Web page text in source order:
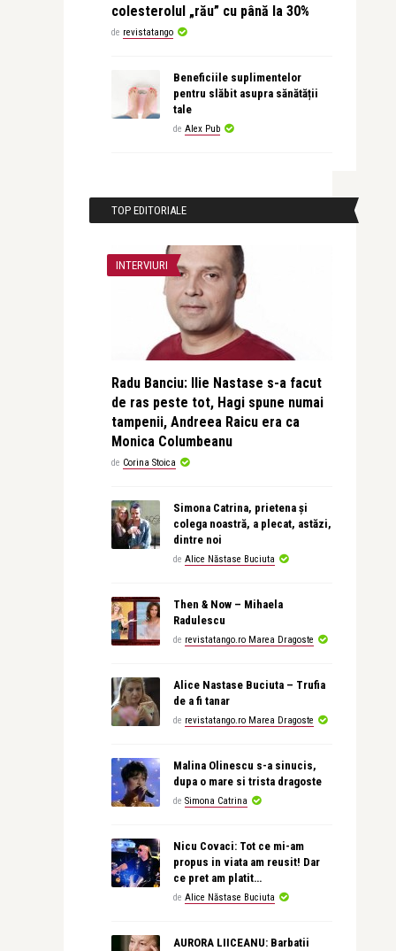
colesterolul „rău” cu până la 30%
de revistatango
Beneficiile suplimentelor
pentru slăbit asupra sănătății
tale
de Alex Pub
TOP EDITORIALE
INTERVIURI
Radu Banciu: Ilie Nastase s-a facut
de ras peste tot, Hagi spune numai
tampenii, Andreea Raicu era ca
Monica Columbeanu
de Corina Stoica
Simona Catrina, prietena și
colega noastră, a plecat, astăzi,
dintre noi
de Alice Năstase Buciuta
Then & Now – Mihaela
Radulescu
de revistatango.ro Marea Dragoste
Alice Nastase Buciuta – Trufia
de a fi tanar
de revistatango.ro Marea Dragoste
Malina Olinescu s-a sinucis,
dupa o mare si trista dragoste
de Simona Catrina
Nicu Covaci: Tot ce mi-am
propus in viata am reusit! Dar
ce pret am platit…
de Alice Năstase Buciuta
AURORA LIICEANU: Barbatii